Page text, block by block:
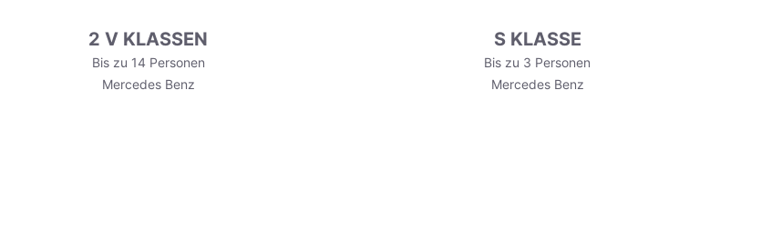
2 V KLASSEN
Bis zu 14 Personen
Mercedes Benz
S KLASSE
Bis zu 3 Personen
Mercedes Benz